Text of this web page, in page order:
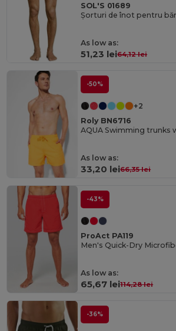
SOL'S 01689
Șorturi de înot pentru
As low as:
51,23 lei64,12 lei
-50%
+2
Roly BN6716
AQUA Swimming trunks
As low as:
33,20 lei66,35 lei
-43%
ProAct PA119
Men's Quick-Dry
As low as:
65,67 lei114,28 lei
-36%